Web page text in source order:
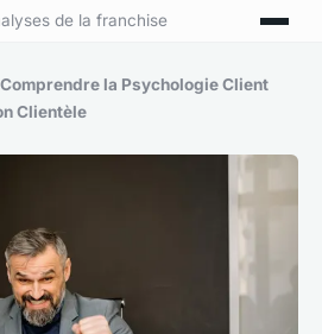
de la franchise
Comprendre la Psychologie Client
Clientèle